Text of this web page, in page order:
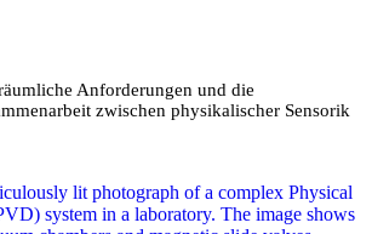
Anforderungen und die
zwischen physikalischer Sensorik